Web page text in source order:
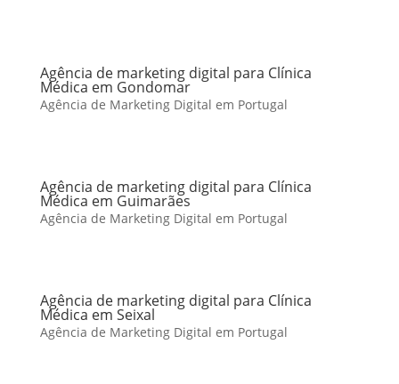
Agência de marketing digital para Clínica
Médica em Gondomar
Agência de Marketing Digital em Portugal
Agência de marketing digital para Clínica
Médica em Guimarães
Agência de Marketing Digital em Portugal
Agência de marketing digital para Clínica
Médica em Seixal
Agência de Marketing Digital em Portugal